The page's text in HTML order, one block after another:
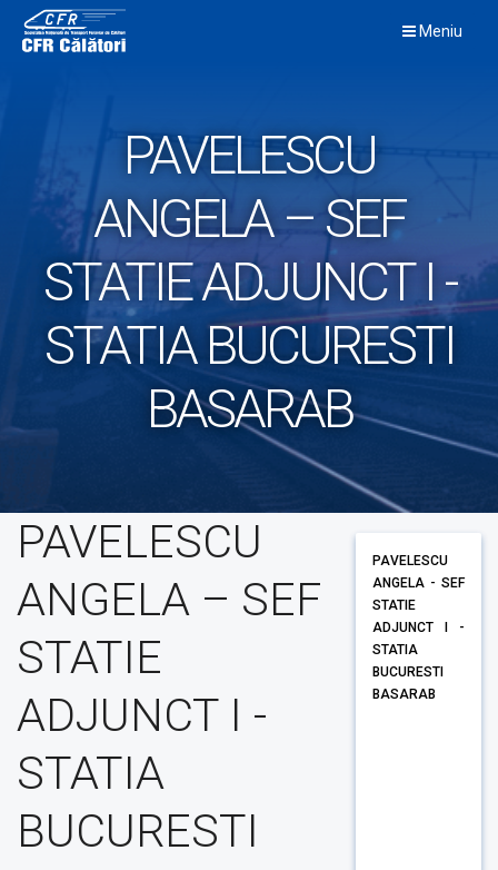
content
Meniu
PAVELESCU
ANGELA – SEF
STATIE ADJUNCT I -
STATIA BUCURESTI
BASARAB
PAVELESCU
ANGELA – SEF
STATIE
ADJUNCT I -
STATIA
BUCURESTI
PAVELESCU
ANGELA - SEF
STATIE
ADJUNCT I -
STATIA
BUCURESTI
BASARAB